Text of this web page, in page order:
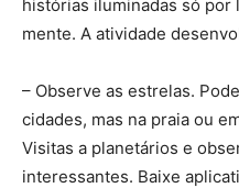
histórias iluminadas só por
mente. A atividade
– Observe as estrelas.
cidades, mas na praia ou
Visitas a planetários e
interessantes. Baixe